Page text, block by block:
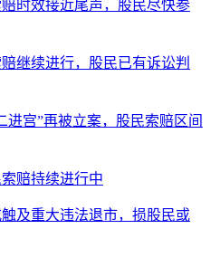
时效接近尾声，股民尽快参
继续进行，股民已有诉讼判
进宫”再被立案，股民索赔区间
赔持续进行中
及重大违法退市，损股民或